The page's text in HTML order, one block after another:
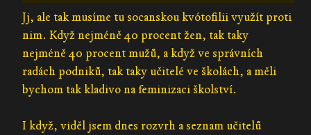
Jj, ale tak musíme tu socanskou kvótofilii využít proti
nim. Když nejméně 40 procent žen, tak taky
nejméně 40 procent mužů, a když ve správních
radách podniků, tak taky učitelé ve školách, a měli
bychom tak kladivo na feminizaci školství.
I když, viděl jsem dnes rozvrh a seznam učitelů